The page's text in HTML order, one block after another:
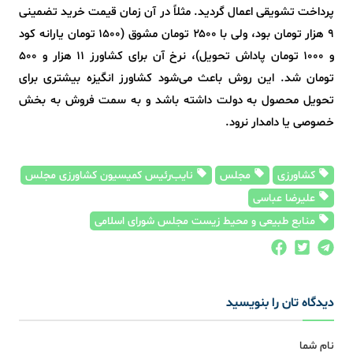
پرداخت تشویقی اعمال گردید. مثلاً در آن زمان قیمت خرید تضمینی
۹ هزار تومان بود، ولی با ۲۵۰۰ تومان مشوق (۱۵۰۰ تومان یارانه کود
و ۱۰۰۰ تومان پاداش تحویل)، نرخ آن برای کشاورز ۱۱ هزار و ۵۰۰
تومان شد. این روش باعث می‌شود کشاورز انگیزه بیشتری برای
تحویل محصول به دولت داشته باشد و به سمت فروش به بخش
خصوصی یا دامدار نرود.
کشاورزی مجلس
نایب‌رئیس کمیسیون کشاورزی مجلس
علیرضا عباسی
منابع طبیعی و محیط زیست مجلس شورای اسلامی
دیدگاه تان را بنویسید
نام شما